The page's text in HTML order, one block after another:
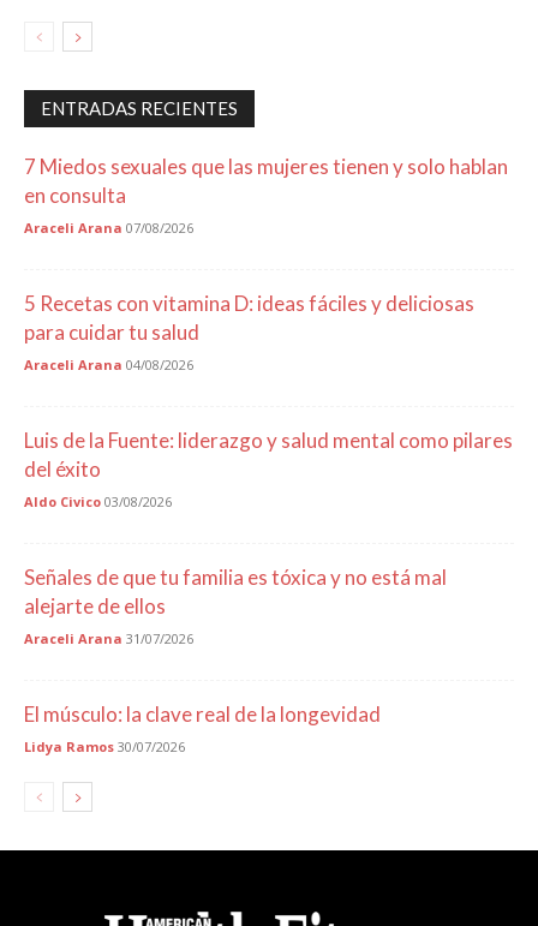
ENTRADAS RECIENTES
7 Miedos sexuales que las mujeres tienen y solo hablan
en consulta
Araceli Arana 07/08/2026
5 Recetas con vitamina D: ideas fáciles y deliciosas
para cuidar tu salud
Araceli Arana 04/08/2026
Luis de la Fuente: liderazgo y salud mental como pilares
del éxito
Aldo Civico 03/08/2026
Señales de que tu familia es tóxica y no está mal
alejarte de ellos
Araceli Arana 31/07/2026
El músculo: la clave real de la longevidad
Lidya Ramos 30/07/2026